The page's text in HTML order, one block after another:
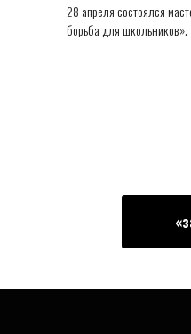
28 апреля состоялся
борьба для школьников».